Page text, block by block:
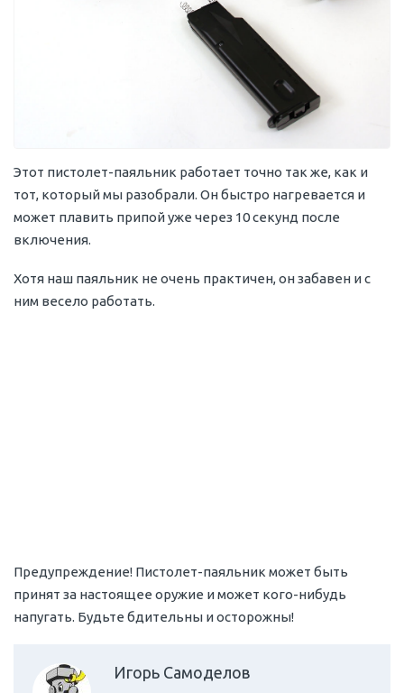
Этот пистолет-паяльник работает точно так же, как и
тот, который мы разобрали. Он быстро нагревается и
может плавить припой уже через 10 секунд после
включения.
Хотя наш паяльник не очень практичен, он забавен и с
ним весело работать.
Предупреждение! Пистолет-паяльник может быть
принят за настоящее оружие и может кого-нибудь
напугать. Будьте бдительны и осторожны!
Игорь Самоделов